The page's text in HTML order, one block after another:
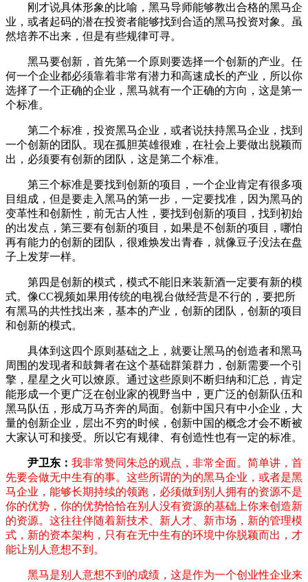
刚才说具体形象的比喻，黑马导师能够教出合格的黑马企
业，或者起码的潜在投资者能够找到合适的黑马投资对象。虽
然培养不出来，但是有些规律可寻。
黑马要创新，首先第一个原则要选择一个创新的产业。任
何一个企业都必须靠着非常有潜力和高速成长的产业，所以你
选择了一个正确的企业，黑马就有一个正确的方向，这是第一
个标准。
第二个标准，投资黑马企业，或者说扶持黑马企业，找到
一个创新的团队。现在孤胆英雄很难，在社会上要做出脱颖而
出，必须要有创新的团队，这是第二个标准。
第三个标准是要找到创新的项目，一个企业肯定有很多项
目组成，但是要走入黑马的第一步，一定要找准，因为黑马的
变革性和创新性，前无古人性，要找到创新的项目，找到初始
的出发点，第三要有创新的项目，如果是不创新的项目，哪怕
再有能力的创新的团队，很难焕发出青春，就像豆子没法在盘
子上发芽一样。
第四是创新的模式，模式不能旧来装新酒一定要有新的模
式。像CC视频如果用传统的电视台做经营是不行的，要把所
有黑马的共性找出来，基本的产业，创新的团队，创新的项目
和创新的模式。
具体到这四个原则基础之上，就要让黑马的创造者和黑马
周围的发现者和鼓舞者在这个基础群策群力，创新需要一个引
擎，星星之火可以燎原。通过这些原则不断归纳和汇总，肯定
能形成一个更广泛在创业家的视野当中，更广泛的创新队伍和
黑马队伍，形成万马齐奔的局面。创新中国只有中小企业，大
量的创新企业，层出不穷的时候，创新中国的概念才会不断被
大家认可和接受。所以它有规律、有创造性也有一定的标准。
尹卫东： 我非常赞同朱总的观点，非常全面。简单讲，首
先要会做无中生有的事。这些所谓的为的黑马企业，或者是黑
马企业，能够长期持续的领跑，必须做到别人拥有的资源不是
你的优势，你的优势恰恰在别人没有资源的基础上你来创造新
的资源。这往往伴随着新技术、新人才、新市场，新的管理模
式，新的资本架构，只有在无中生有的环境中你脱颖而出，才
能让别人意想不到。
黑马是别人意想不到的成绩，这是作为一个创业性企业来